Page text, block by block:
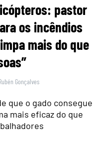
pastor
os incêndios
mais do que
Gonçalves
que o gado consegue
mais eficaz do que